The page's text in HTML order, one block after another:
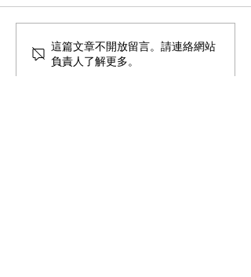
這篇文章不開放留言。請連絡網站
負責人了解更多。